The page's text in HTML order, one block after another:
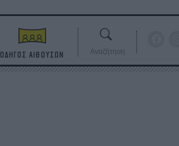
ΟΔΗΓΟΣ ΑΙΘΟΥΣΩΝ Αναζήτηση